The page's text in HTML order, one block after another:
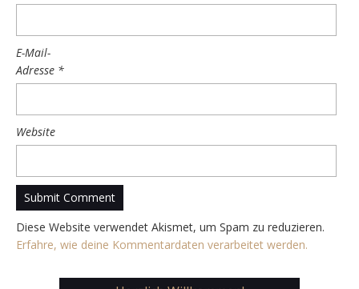
E-Mail-
Adresse *
Website
Diese Website verwendet Akismet, um Spam zu reduzieren.
Erfahre, wie deine Kommentardaten verarbeitet werden.